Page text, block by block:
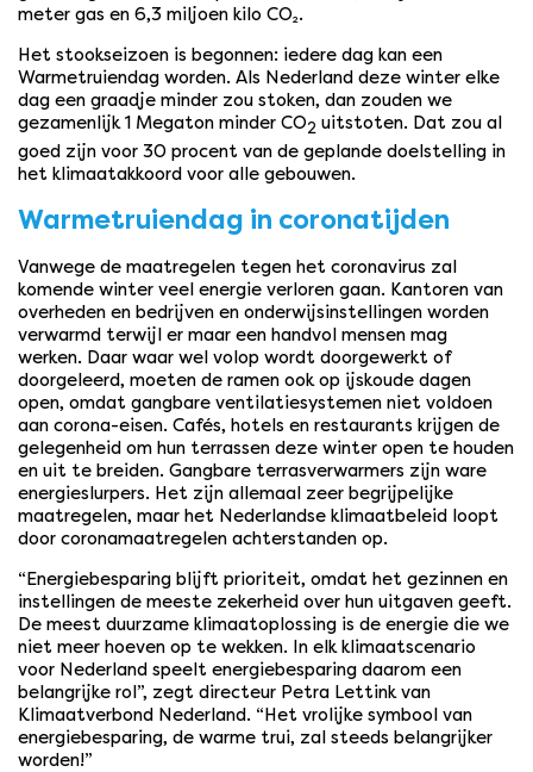
meter gas en 6,3 miljoen kilo CO₂.
Het stookseizoen is begonnen: iedere dag kan een
Warmetruiendag worden. Als Nederland deze winter elke
dag een graadje minder zou stoken, dan zouden we
gezamenlijk 1 Megaton minder CO2 uitstoten. Dat zou al
goed zijn voor 30 procent van de geplande doelstelling in
het klimaatakkoord voor alle gebouwen.
Warmetruiendag in coronatijden
Vanwege de maatregelen tegen het coronavirus zal
komende winter veel energie verloren gaan. Kantoren van
overheden en bedrijven en onderwijsinstellingen worden
verwarmd terwijl er maar een handvol mensen mag
werken. Daar waar wel volop wordt doorgewerkt of
doorgeleerd, moeten de ramen ook op ijskoude dagen
open, omdat gangbare ventilatiesystemen niet voldoen
aan corona-eisen. Cafés, hotels en restaurants krijgen de
gelegenheid om hun terrassen deze winter open te houden
en uit te breiden. Gangbare terrasverwarmers zijn ware
energieslurpers. Het zijn allemaal zeer begrijpelijke
maatregelen, maar het Nederlandse klimaatbeleid loopt
door coronamaatregelen achterstanden op.
“Energiebesparing blijft prioriteit, omdat het gezinnen en
instellingen de meeste zekerheid over hun uitgaven geeft.
De meest duurzame klimaatoplossing is de energie die we
niet meer hoeven op te wekken. In elk klimaatscenario
voor Nederland speelt energiebesparing daarom een
belangrijke rol”, zegt directeur Petra Lettink van
Klimaatverbond Nederland. “Het vrolijke symbool van
energiebesparing, de warme trui, zal steeds belangrijker
worden!”